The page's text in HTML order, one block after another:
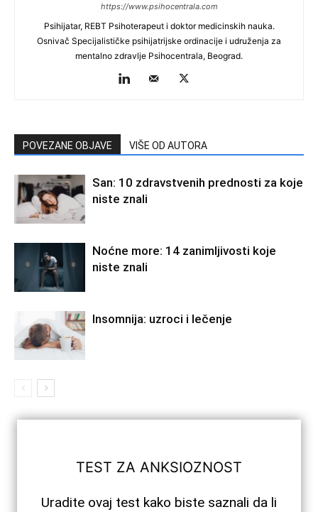
https://www.psihocentrala.com
Psihijatar, REBT Psihoterapeut i doktor medicinskih nauka.
Osnivač Specijalističke psihijatrijske ordinacije i udruženja za
mentalno zdravlje Psihocentrala, Beograd.
POVEZANE OBJAVE VIŠE OD AUTORA
San: 10 zdravstvenih prednosti za koje
niste znali
Noćne more: 14 zanimljivosti koje
niste znali
Insomnija: uzroci i lečenje
TEST ZA ANKSIOZNOST
Uradite ovaj test kako biste saznali da li